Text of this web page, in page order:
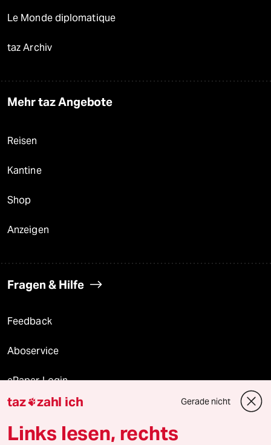
Le Monde diplomatique
taz Archiv
Mehr taz Angebote
Reisen
Kantine
Shop
Anzeigen
Fragen & Hilfe
Feedback
Aboservice
ePaper Login
Downloads für Abonnierende
taz zahl ich Gerade nicht
Links lesen, rechts